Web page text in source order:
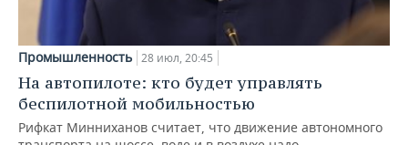
Промышленность 28 июл, 20:45
На автопилоте: кто будет управлять
беспилотной мобильностью
Рифкат Минниханов считает, что движение автономного